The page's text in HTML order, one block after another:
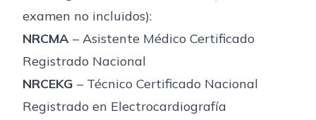
examen no incluidos):
NRCMA – Asistente Médico Certificado
Registrado Nacional
NRCEKG – Técnico Certificado Nacional
Registrado en Electrocardiografía